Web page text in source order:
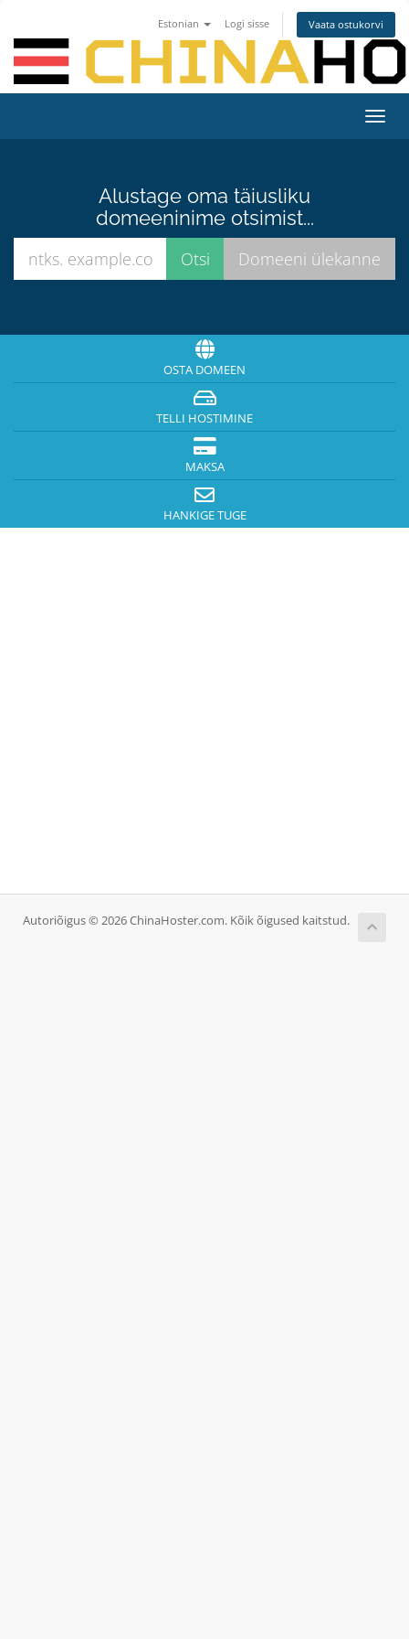
Estonian Logi sisse Vaata ostukorvi
Alustage oma täiusliku
domeeninime otsimist...
OSTA DOMEEN
TELLI HOSTIMINE
MAKSA
HANKIGE TUGE
Autoriõigus © 2026 ChinaHoster.com. Kõik õigused kaitstud.